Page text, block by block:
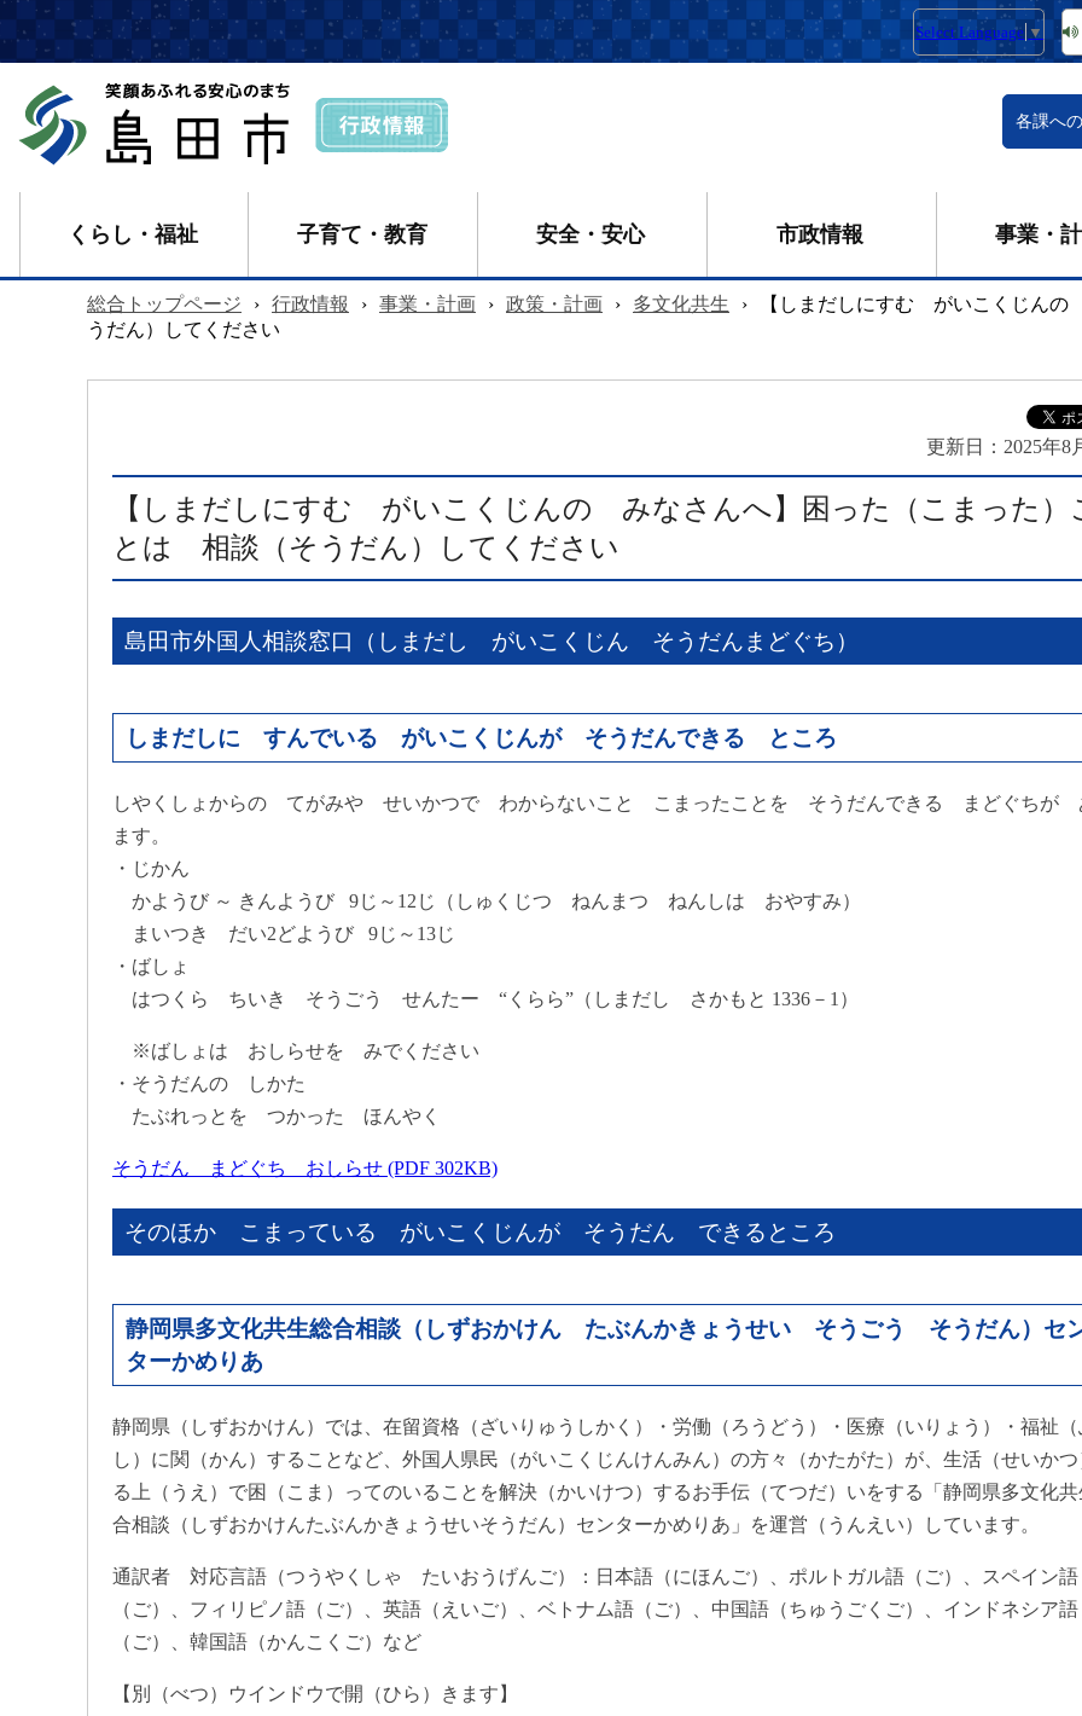
Select Language ▼
各課への
くらし・福祉 子育て・教育 安全・安心 市政情報 事業・
総合トップページ › 行政情報 › 事業・計画 › 政策・計画 › 多文化共生 ›
【しまだしにすむ がいこくじん
うだん）してください
更新日： 2025年8
【しまだしにすむ がいこくじんの みなさんへ】困った（こまった）
とは 相談（そうだん）してください
島田市外国人相談窓口（しまだし がいこくじん そうだんまどぐち）
しまだしに すんでいる がいこくじんが そうだんできる ところ
しやくしょからの てがみや せいかつで わからないこと こまったことを そうだんできる まどぐちが
ます。
・じかん
かようび ～ きんようび 9じ～12じ（しゅくじつ ねんまつ ねんしは おやすみ）
まいつき だい2どようび 9じ～13じ
・ばしょ
はつくら ちいき そうごう せんたー “くらら”（しまだし さかもと 1336－1）
※ばしょは おしらせを みでください
・そうだんの しかた
たぶれっとを つかった ほんやく
そうだん まどぐち おしらせ (PDF 302KB)
そのほか こまっている がいこくじんが そうだん できるところ
静岡県多文化共生総合相談（しずおかけん たぶんかきょうせい そうごう そうだん）セ
ターかめりあ
静岡県（しずおかけん）では、在留資格（ざいりゅうしかく）・労働（ろうどう）・医療（いりょう）・福祉
し）に関（かん）することなど、外国人県民（がいこくじんけんみん）の方々（かたがた）が、生活（せいか
る上（うえ）で困（こま）ってのいることを解決（かいけつ）するお手伝（てつだ）いをする「静岡県多文化
合相談（しずおかけんたぶんかきょうせいそうだん）センターかめりあ」を運営（うんえい）しています。
通訳者 対応言語（つうやくしゃ たいおうげんご）：日本語（にほんご）、ポルトガル語（ご）、スペイン語
（ご）、フィリピノ語（ご）、英語（えいご）、ベトナム語（ご）、中国語（ちゅうごくご）、インドネシア語
（ご）、韓国語（かんこくご）など
【別（べつ）ウインドウで開（ひら）きます】